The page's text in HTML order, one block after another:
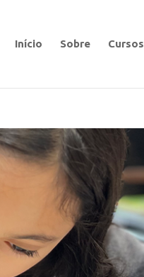
Início Sobre Cursos